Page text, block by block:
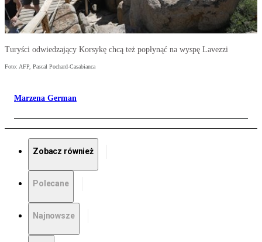
Turyści odwiedzający Korsykę chcą też popłynąć na wyspę Lavezzi
Foto: AFP, Pascal Pochard-Casabianca
Marzena German
Zobacz również
Polecane
Najnowsze